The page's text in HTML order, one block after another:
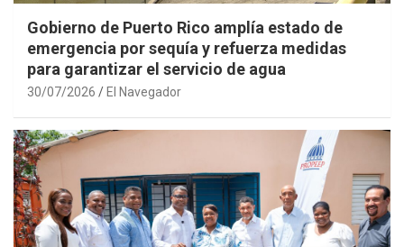
Gobierno de Puerto Rico amplía estado de
emergencia por sequía y refuerza medidas
para garantizar el servicio de agua
30/07/2026 El Navegador